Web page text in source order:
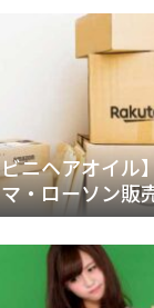
ニヘアオイル
・ローソン販
えるおすすめ